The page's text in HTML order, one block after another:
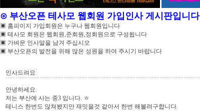
⊙ 부산오픈 테사모 웹회원 가입인사 게시판입니다
▣ 홈피이지 가입회원은 누구나 웹회원입니다
▣ 테사모 회원은 웹회원,준회원,정회원으로 구성됩니다
▣ 가벼운 인사말을 남겨 주십시오
▣ 부산오픈의 발전을 위해 많은 성원을 하여 주시기 바랍니다
인사드려요
안녕하세요.
저는 부산에 사는 중3 입니다. ㅎ
테니스 한번도 않쳐봤지만 재밋을것 같아서 한번 해볼려구합니다.